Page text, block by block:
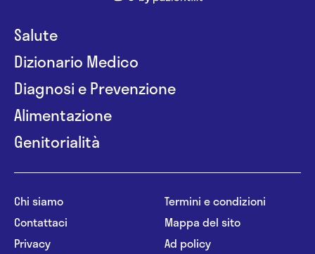
Salute
Dizionario Medico
Diagnosi e Prevenzione
Alimentazione
Genitorialità
Chi siamo
Contattaci
Privacy
Termini e condizioni
Mappa del sito
Ad policy